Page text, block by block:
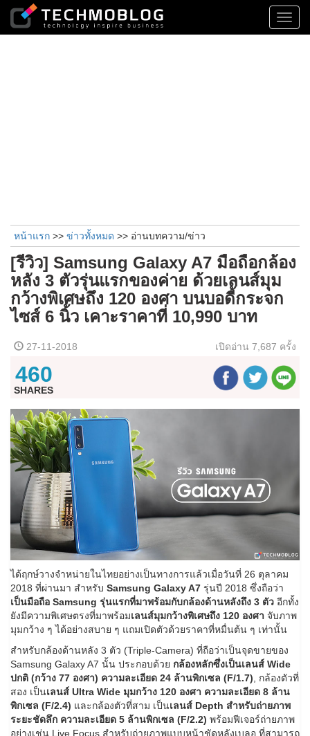
หน้าแรก >> ข่าวทั้งหมด >> อ่านบทความ/ข่าว
[รีวิว] Samsung Galaxy A7 มือถือกล้อง
หลัง 3 ตัวรุ่นแรกของค่าย ด้วยเลนส์มุม
กว้างพิเศษถึง 120 องศา บนบอดี้กระจก
ไซส์ 6 นิ้ว เคาะราคาที่ 10,990 บาท
27-11-2018 เปิดอ่าน 7,687 ครั้ง
460
SHARES
ได้ฤกษ์วางจำหน่ายในไทยอย่างเป็นทางการแล้วเมื่อวันที่ 26 ตุลาคม
2018 ที่ผ่านมา สำหรับ Samsung Galaxy A7 รุ่นปี 2018 ซึ่งถือว่า
เป็นมือถือ Samsung รุ่นแรกที่มาพร้อมกับกล้องด้านหลังถึง 3 ตัว อีกทั้ง
ยังมีความพิเศษตรงที่มาพร้อมเลนส์มุมกว้างพิเศษถึง 120 องศา จับภาพ
มุมกว้าง ๆ ได้อย่างสบาย ๆ แถมเปิดตัวด้วยราคาที่หมื่นต้น ๆ เท่านั้น
สำหรับกล้องด้านหลัง 3 ตัว (Triple-Camera) ที่ถือว่าเป็นจุดขายของ
Samsung Galaxy A7 นั้น ประกอบด้วย กล้องหลักซึ่งเป็นเลนส์ Wide
ปกติ (กว้าง 77 องศา) ความละเอียด 24 ล้านพิกเซล (F/1.7), กล้องตัวที่
สอง เป็นเลนส์ Ultra Wide มุมกว้าง 120 องศา ความละเอียด 8 ล้าน
พิกเซล (F/2.4) และกล้องตัวที่สาม เป็นเลนส์ Depth สำหรับถ่ายภาพ
ระยะชัดลึก ความละเอียด 5 ล้านพิกเซล (F/2.2) พร้อมฟีเจอร์ถ่ายภาพ
อย่างเช่น Live Focus สำหรับถ่ายภาพแบบหน้าชัดหลังเบลอ ที่สามารถ